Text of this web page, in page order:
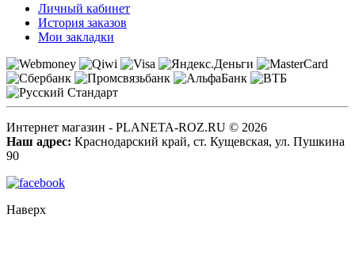
Личный кабинет
История заказов
Мои закладки
Интернет магазин - PLANETA-ROZ.RU © 2026
Наш адрес: Краснодарский край, ст. Кущевская, ул. Пушкина
90
Наверх